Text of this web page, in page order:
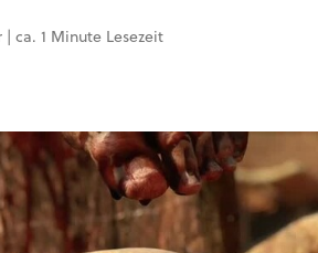
| ca. 1 Minute Lesezeit